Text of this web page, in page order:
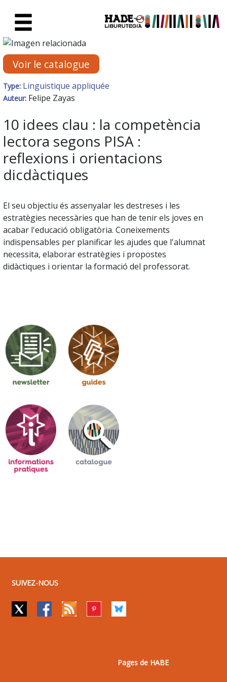
Fiche de Nouveaux Livres -
Voir le catalogue
Type: Linguistique appliquée
Auteur: Felipe Zayas
10 idees clau : la competència
lectora segons PISA :
reflexions i orientacions
dicdàctiques
El seu objectiu és assenyalar les destreses i les
estratègies necessàries que han de tenir els joves en
acabar l'educació obligatòria. Coneixements
indispensables per planificar les ajudes que l'alumnat
necessita, elaborar estratègies i propostes
didàctiques i orientar la formació del professorat.
SUIVEZ-NOUS
Pages de HABE